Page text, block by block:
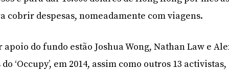
cobrir despesas, nomeadamente com viagens.
do fundo estão Joshua Wong, Nathan Law e
‘Occupy’, em 2014, assim como outros 13 activistas,